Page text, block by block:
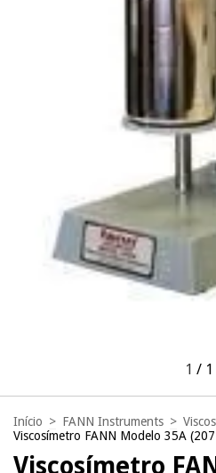
1 / 1
Início > FANN Instruments >
Viscosímetro FANN Modelo 35A
Viscosímetro